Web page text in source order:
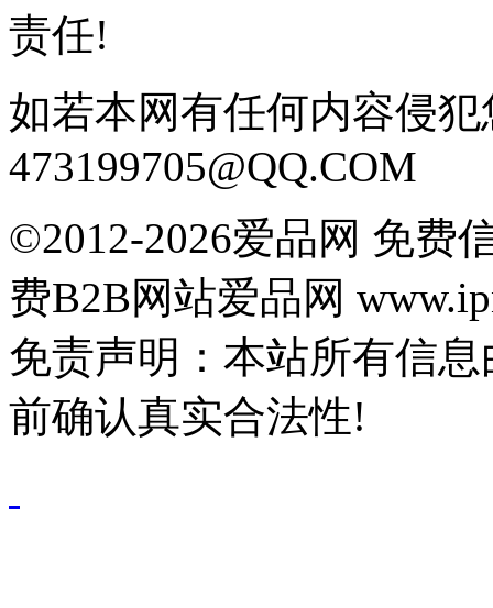
责任!
如若本网有任何内容侵
473199705@QQ.COM
©2012-2026爱品网 免费
费B2B网站爱品网
免责声明：本站所有信
前确认真实合法性!